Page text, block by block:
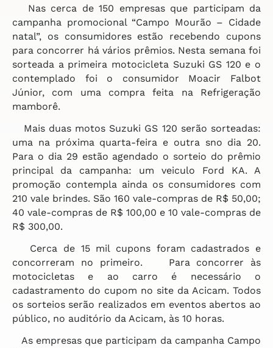
Nas cerca de 150 empresas que participam da
campanha promocional “Campo Mourão – Cidade
natal”, os consumidores estão recebendo cupons
para concorrer há vários prêmios. Nesta semana foi
sorteada a primeira motocicleta Suzuki GS 120 e o
contemplado foi o consumidor Moacir Falbot
Júnior, com uma compra feita na Refrigeração
mamborê.
Mais duas motos Suzuki GS 120 serão sorteadas:
uma na próxima quarta-feira e outra sno dia 20.
Para o dia 29 estão agendado o sorteio do prêmio
principal da campanha: um veiculo Ford KA. A
promoção contempla ainda os consumidores com
210 vale brindes. São 160 vale-compras de R$ 50,00;
40 vale-compras de R$ 100,00 e 10 vale-compras de
R$ 300,00.
Cerca de 15 mil cupons foram cadastrados e
concorreram no primeiro. Para concorrer às
motocicletas e ao carro é necessário o
cadastramento do cupom no site da Acicam. Todos
os sorteios serão realizados em eventos abertos ao
público, no auditório da Acicam, às 10 horas.
As empresas que participam da campanha Campo